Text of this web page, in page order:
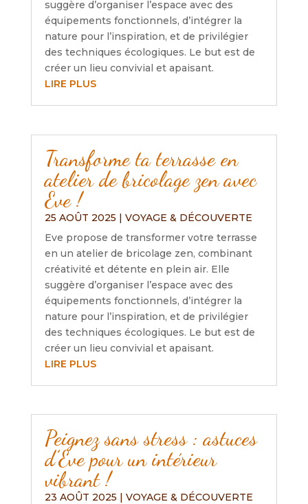
suggère d’organiser l’espace avec des
équipements fonctionnels, d’intégrer la
nature pour l’inspiration, et de privilégier
des techniques écologiques. Le but est de
créer un lieu convivial et apaisant.
LIRE PLUS
Transforme ta terrasse en
atelier de bricolage zen avec
Eve !
25 AOÛT 2025 | VOYAGE & DÉCOUVERTE
Eve propose de transformer votre terrasse
en un atelier de bricolage zen, combinant
créativité et détente en plein air. Elle
suggère d’organiser l’espace avec des
équipements fonctionnels, d’intégrer la
nature pour l’inspiration, et de privilégier
des techniques écologiques. Le but est de
créer un lieu convivial et apaisant.
LIRE PLUS
Peignez sans stress : astuces
d’Eve pour un intérieur
vibrant !
23 AOÛT 2025 | VOYAGE & DÉCOUVERTE